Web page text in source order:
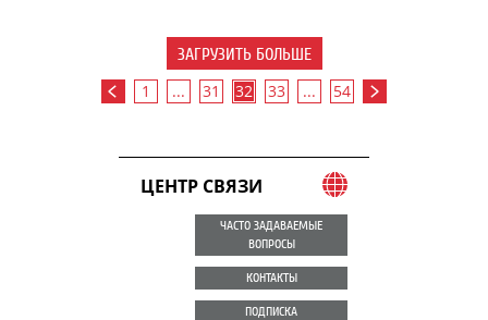
ЗАГРУЗИТЬ БОЛЬШЕ
1 ... 31 32 33 ... 54
ЦЕНТР СВЯЗИ
ЧАСТО ЗАДАВАЕМЫЕ
ВОПРОСЫ
КОНТАКТЫ
ПОДПИСКА